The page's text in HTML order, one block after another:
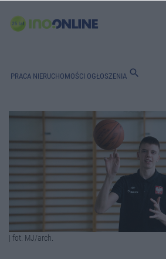
PRACA NIERUCHOMOŚCI OGŁOSZENIA search
| fot. MJ/arch.